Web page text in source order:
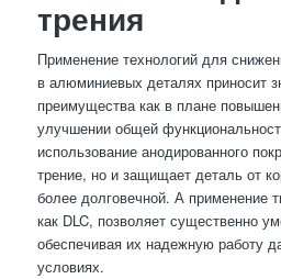
трения
Применение технологий для
в алюминиевых деталях приносит
преимущества как в плане
улучшении общей
использование анодированного
трение, но и защищает деталь от
более долговечной. А применение
как DLC, позволяет существенно
обеспечивая их надежную работу
условиях.